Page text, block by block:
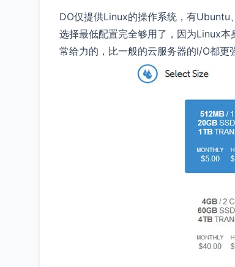
DO仅提供Linux的操作系统，有
选择最低配置完全够用了，因为Linux
常给力的，比一般的云服务器的I/O都更